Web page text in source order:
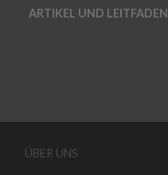
ARTIKEL UND LEITFADEN
ÜBER UNS